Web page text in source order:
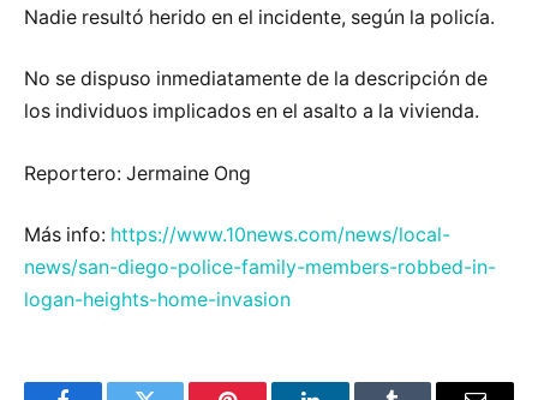
Nadie resultó herido en el incidente, según la policía.
No se dispuso inmediatamente de la descripción de
los individuos implicados en el asalto a la vivienda.
Reportero: Jermaine Ong
Más info: https://www.10news.com/news/local-
news/san-diego-police-family-members-robbed-in-
logan-heights-home-invasion